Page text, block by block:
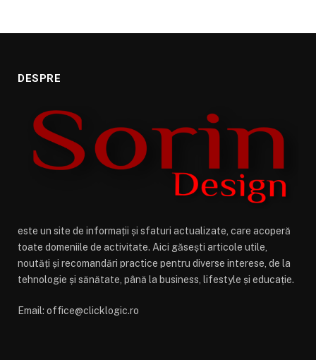
DESPRE
este un site de informații și sfaturi actualizate, care acoperă
toate domeniile de activitate. Aici găsești articole utile,
noutăți și recomandări practice pentru diverse interese, de la
tehnologie și sănătate, până la business, lifestyle și educație.
Email: office@clicklogic.ro